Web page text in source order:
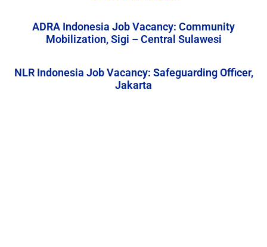
ADRA Indonesia Job Vacancy: Community
Mobilization, Sigi – Central Sulawesi
NLR Indonesia Job Vacancy: Safeguarding Officer,
Jakarta